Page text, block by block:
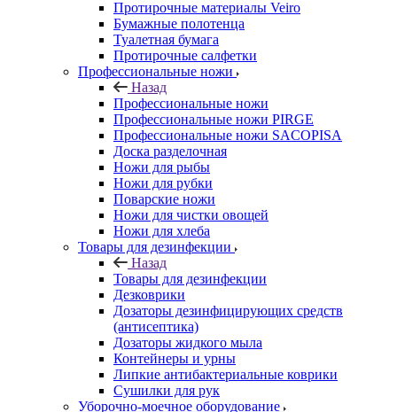
Протирочные материалы Veiro
Бумажные полотенца
Туалетная бумага
Протирочные салфетки
Профессиональные ножи
Назад
Профессиональные ножи
Профессиональные ножи PIRGE
Профессиональные ножи SACOPISA
Доска разделочная
Ножи для рыбы
Ножи для рубки
Поварские ножи
Ножи для чистки овощей
Ножи для хлеба
Товары для дезинфекции
Назад
Товары для дезинфекции
Дезковрики
Дозаторы дезинфицирующих средств
(антисептика)
Дозаторы жидкого мыла
Контейнеры и урны
Липкие антибактериальные коврики
Сушилки для рук
Уборочно-моечное оборудование